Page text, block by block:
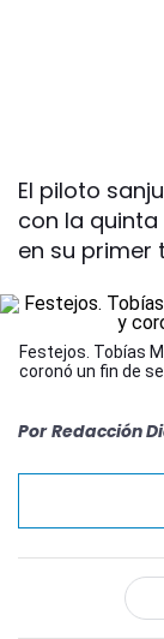
El piloto
con la quinta
en su primer
Festejos. Tobías
coronó un fin de
Por Redacción